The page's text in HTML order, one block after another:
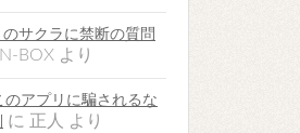
サクラに禁断の質問
N-BOX より
のアプリに騙されるな
に 正人 より